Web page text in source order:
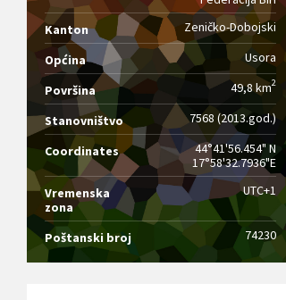
Kanton
Zeničko-Dobojski
Općina Usora
Površina 49,8 km2
Stanovništvo 7568 (2013.god.)
Coordinates
44°41'56.454" N
17°58'32.7936"E
Vremenska
zona
UTC+1
Poštanski broj 74230